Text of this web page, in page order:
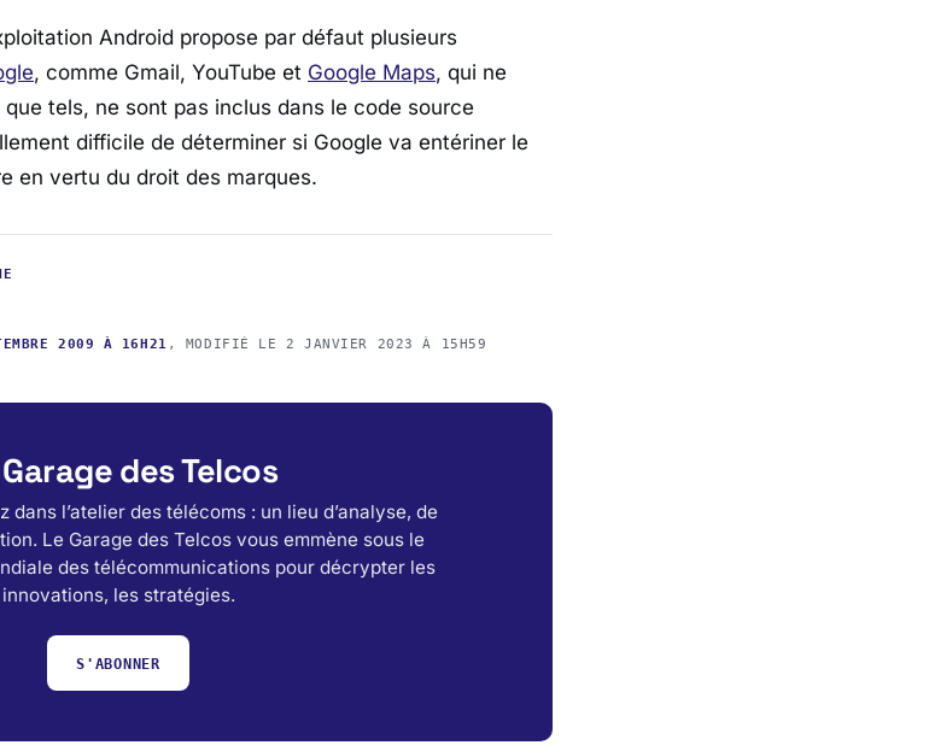
Android propose par défaut plusieurs
, comme Gmail, YouTube et Google Maps, qui ne
tels, ne sont pas inclus dans le code source
difficile de déterminer si Google va entériner le
en vertu du droit des marques.
2009 À 16H21 , MODIFIÉ LE 2 JANVIER 2023 À 15H59
des Telcos
dans l’atelier des télécoms : un lieu d’analyse, de
Le Garage des Telcos vous emmène sous le
des télécommunications pour décrypter les
innovations, les stratégies.
S'ABONNER